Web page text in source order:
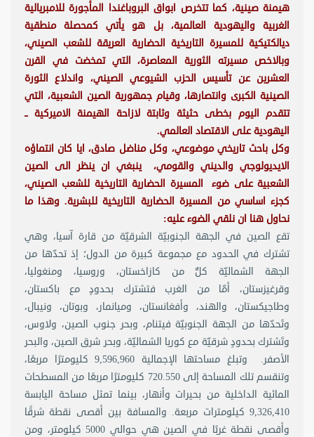
هيمنة صينية، كما تتخرص ابواق البروباغندا المأجورة للامبريالية
الغربية واليهودية العالمية، بل هو يأتي كمحصلة منطقية
ديالكتيكية للمسيرة التاريخية الحضارية العريقة للشعب الصيني،
وبالاخص مسيرته الثورية المعاصرة، التي تمخضت في القرن
العشرين عن تأسيس الحزب الشيوعي الصيني، واندلاع الثورة
الصينية الكبرى وانتصارها، وقيام جمهورية الصين الشعبية، التي
تتقدم اليوم بخطى حثيثة وثابتة لازاحة الهيمنة الاميركية ــ
اليهودية على الاقتصاد العالمي.
وكل باحث تاريخي موضوعي، وكل مناضل صادق، ايا كان انتماؤه
الايديولوجي والديني والقومي، ينبغي ان ينظر الى الصين
الشعبية على ضوء المسيرة الحضارية التاريخية للشعب الصيني،
كجزء اساسي من المسيرة الحضارية التاريخية للبشرية. وهذا ما
نحاول هنا ان نلقي الضوء عليه:
تقع الصين في الجهة الجنوبيّة الشرقيّة من قارة آسيا، وهي
تشترك في الحدود مع مجموعة كبيرة من الدول؛ إذ تحدّها من
الجهة الشماليّة كلٌّ من كازاخستان، وروسيا، ومنغوليا،
وقرغيزستان، أمّا من الغرب فتشترك بحدودٍ مع باكستان،
وطاجيكستان، والهند، وأفغانستان، وميانمار، وبوتان، ونيبال،
وتَحدّها من الجهة الجنوبيّة فيتنام، وبحر جنوب الصين، ولاوس،
وتَشترك بحدودٍ شرقيّة مع كوريا الشماليّة، وبحر شرق الصين، والبحر
الأصفر. وتبلغ مساحتها الإجمالية 9,596,960 كليومترًا مربعًا،
وتنقسم تلك المساحة إلى 720.550 كليومترًا مربعًا من المسطحات
المائية الداخلية من بحيرات وأنهار، بينما تمثل مساحة اليابسة
9,326,410 كيلومترات مربعة. والمسافة بين أقصى نقطة شرقًا
وأقصى نقطة غربًا في الصين هي حوالي 5000 كيلومتر، ومن